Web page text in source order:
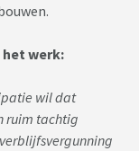
werk:
wil dat
ruim tachtig